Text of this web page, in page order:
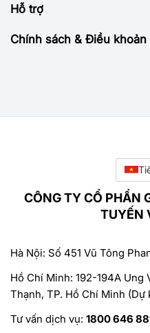
Hỗ trợ
Chính sách & Điều khoản
CÔNG TY CỔ PHẦN
TUYẾN
Hà Nội: Số 451 Vũ Tông
Hồ Chí Minh: 192-194A Ung
Thạnh, TP. Hồ Chí Minh (Dự
Tư vấn dịch vụ: 1800 646